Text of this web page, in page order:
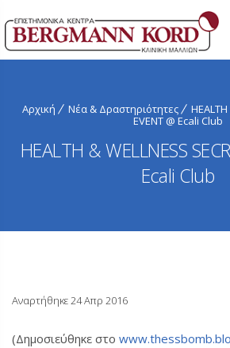
Αρχική Νέα & Δραστηριότητες
HEALTH
EVENT @ Ecali Club
HEALTH & WELLNESS
Ecali Club
Αναρτήθηκε 24 Απρ 2016
(Δημοσιεύθηκε στο